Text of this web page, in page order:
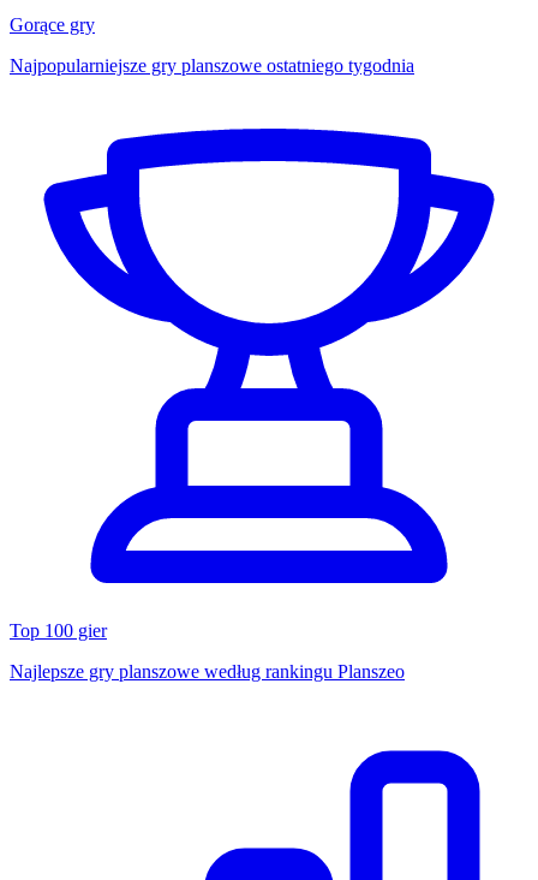
Gorące gry
Najpopularniejsze gry planszowe ostatniego tygodnia
Top 100 gier
Najlepsze gry planszowe według rankingu Planszeo